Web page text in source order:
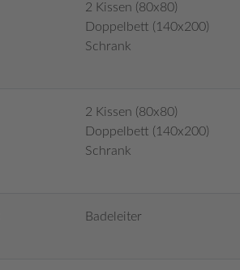
2 Kissen (80x80)
Doppelbett (140x200)
Schrank
2 Kissen (80x80)
Doppelbett (140x200)
Schrank
Badeleiter